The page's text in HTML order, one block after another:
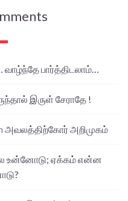
பார்த்திடலாம்…
இருள் சேராதே !
அவலத்திற்கோர் அறிமுகம்
ஏக்கம் என்ன